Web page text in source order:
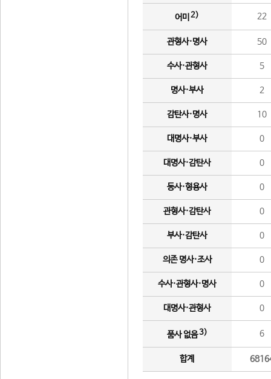
어미 2) 22
관형사·명사 50
수사·관형사 5
명사·부사 2
감탄사·명사 10
대명사·부사 0
대명사·감탄사 0
동사·형용사 0
관형사·감탄사 0
부사·감탄사 0
의존 명사·조사 0
수사·관형사·명사 0
대명사·관형사 0
품사 없음3) 6
합계